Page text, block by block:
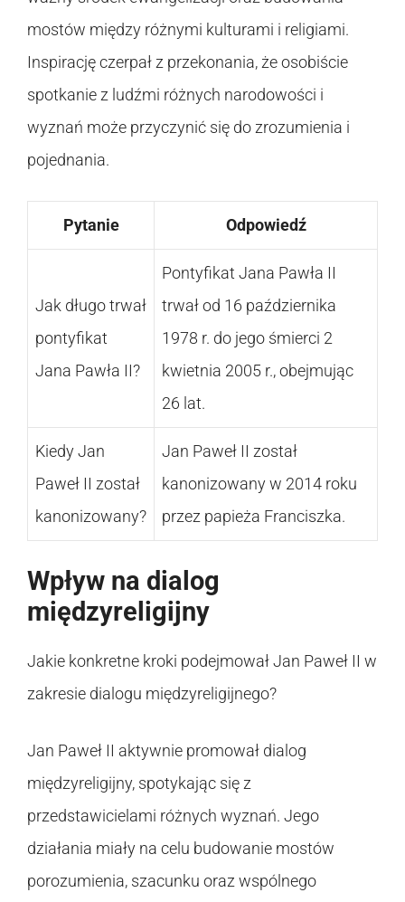
mostów między różnymi kulturami i religiami.
Inspirację czerpał z przekonania, że osobiście
spotkanie z ludźmi różnych narodowości i
wyznań może przyczynić się do zrozumienia i
pojednania.
Pytanie Odpowiedź
Jak długo trwał
pontyfikat
Jana Pawła II?
Pontyfikat Jana Pawła II
trwał od 16 października
1978 r. do jego śmierci 2
kwietnia 2005 r., obejmując
26 lat.
Kiedy Jan
Paweł II został
kanonizowany?
Jan Paweł II został
kanonizowany w 2014 roku
przez papieża Franciszka.
Wpływ na dialog
międzyreligijny
Jakie konkretne kroki podejmował Jan Paweł II w
zakresie dialogu międzyreligijnego?
Jan Paweł II aktywnie promował dialog
międzyreligijny, spotykając się z
przedstawicielami różnych wyznań. Jego
działania miały na celu budowanie mostów
porozumienia, szacunku oraz wspólnego